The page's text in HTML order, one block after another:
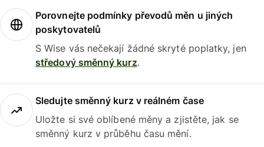
Porovnejte podmínky převodů měn u jiných
poskytovatelů
S Wise vás nečekají žádné skryté poplatky, jen
středový směnný kurz.
Sledujte směnný kurz v reálném čase
Uložte si své oblíbené měny a zjistěte, jak se
směnný kurz v průběhu času mění.